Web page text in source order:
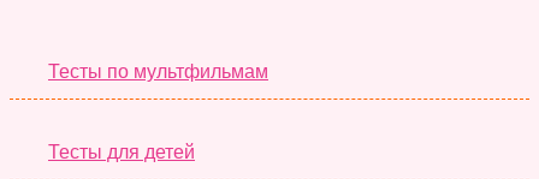
Тесты по мультфильмам
Тесты для детей